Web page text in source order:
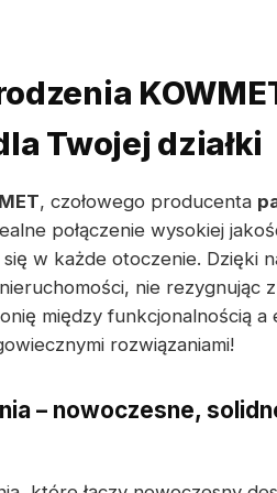
Twojej działki
, czołowego producenta
połączenie wysokiej
w każde otoczenie. Dzięki
nie rezygnując
między funkcjonalnością
rozwiązaniami!
– nowoczesne,